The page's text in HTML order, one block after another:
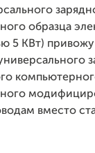
образца
5 КВт)
вместо